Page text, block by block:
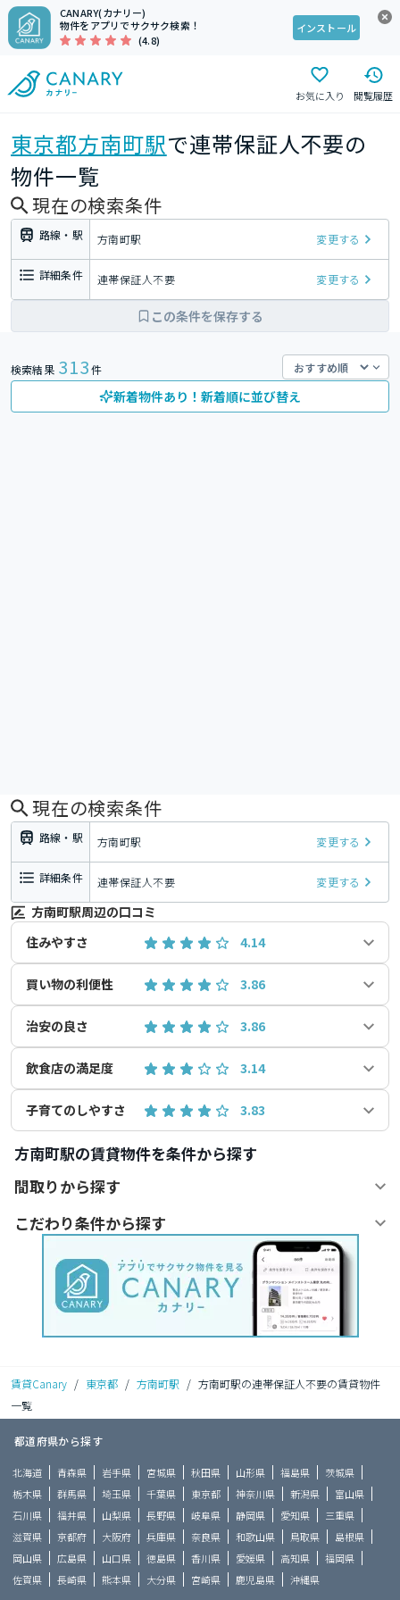
CANARY(カナリー)
物件をアプリでサクサク検索！
(4.8)
インストール
お気に入り 閲覧履歴
東京都方南町駅で連帯保証人不要の
物件一覧
現在の検索条件
路線・駅 方南町駅 変更する
詳細条件 連帯保証人不要 変更する
この条件を保存する
検索結果 313件
新着物件あり！新着順に並び替え
現在の検索条件
路線・駅 方南町駅 変更する
詳細条件 連帯保証人不要 変更する
方南町駅周辺の口コミ
住みやすさ
4.14
買い物の利便性 3.86
治安の良さ 3.86
飲食店の満足度 3.14
子育てのしやすさ 3.83
方南町駅の賃貸物件を条件から探す
間取りから探す
こだわり条件から探す
賃貸Canary / 東京都 / 方南町駅 / 方南町駅の連帯保証人不要の賃貸物件
一覧
都道府県から探す
北海道 青森県 岩手県 宮城県 秋田県 山形県 福島県
茨城県
栃木県
群馬県 埼玉県 千葉県 東京都 神奈川県 新潟県
富山県
石川県
福井県 山梨県 長野県 岐阜県 静岡県 愛知県
三重県
滋賀県
京都府 大阪府 兵庫県 奈良県 和歌山県 鳥取県
島根県
岡山県
広島県 山口県 徳島県 香川県 愛媛県 高知県
福岡県
佐賀県
長崎県 熊本県 大分県 宮崎県 鹿児島県 沖縄県